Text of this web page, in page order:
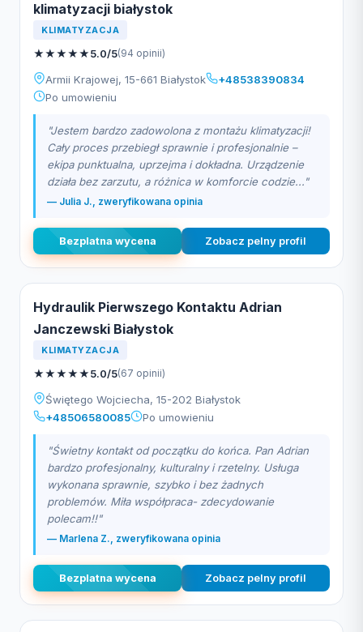
klimatyzacji białystok
KLIMATYZACJA
★★★★★5.0/5(94 opinii)
Armii Krajowej, 15-661 Białystok
+48538390834
Po umowieniu
"Jestem bardzo zadowolona z montażu klimatyzacji!
Cały proces przebiegł sprawnie i profesjonalnie –
ekipa punktualna, uprzejma i dokładna. Urządzenie
działa bez zarzutu, a różnica w komforcie codzie..."
— Julia J., zweryfikowana opinia
Bezplatna wycena Zobacz pelny profil
Hydraulik Pierwszego Kontaktu Adrian
Janczewski Białystok
KLIMATYZACJA
★★★★★5.0/5(67 opinii)
Świętego Wojciecha, 15-202 Białystok
+48506580085
Po umowieniu
"Świetny kontakt od początku do końca. Pan Adrian
bardzo profesjonalny, kulturalny i rzetelny. Usługa
wykonana sprawnie, szybko i bez żadnych
problemów. Miła współpraca- zdecydowanie
polecam!!"
— Marlena Z., zweryfikowana opinia
Bezplatna wycena Zobacz pelny profil